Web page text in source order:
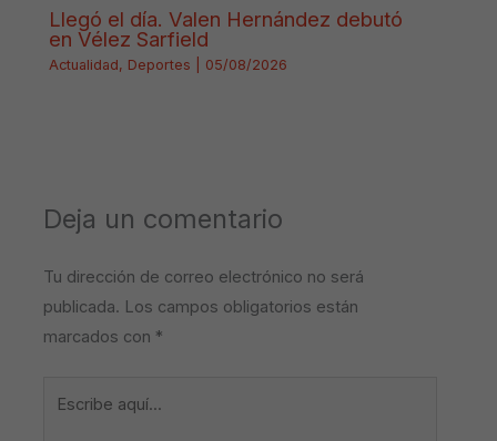
Llegó el día. Valen Hernández debutó
en Vélez Sarfield
Actualidad, Deportes 05/08/2026
Deja un comentario
Tu dirección de correo electrónico no será
publicada. Los campos obligatorios están
marcados con *